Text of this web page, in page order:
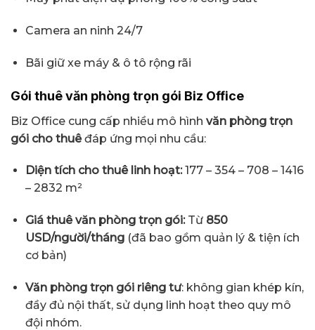
Camera an ninh 24/7
Bãi giữ xe máy & ô tô rộng rãi
Gói thuê văn phòng trọn gói Biz Office
Biz Office cung cấp nhiều mô hình văn phòng trọn
gói cho thuêđáp ứng mọi nhu cầu:
Diện tích cho thuê linh hoạt:177 – 354 – 708 – 1416
– 2832 m²
Giá thuê văn phòng trọn gói:Từ 850
USD/người/tháng(đã bao gồm quản lý & tiện ích
cơ bản)
Văn phòng trọn gói riêng tư: không gian khép kín,
đầy đủ nội thất, sử dụng linh hoạt theo quy mô
đội nhóm.